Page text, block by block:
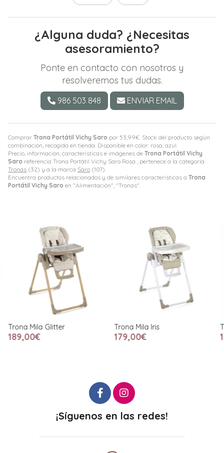
Comprar Trona Portátil Vichy Saro por 53,99€ . Stock del producto según
combinación, recogida en tienda. Disponible en color: rosa; azul.
Precio, información, características e imágenes de Trona Portátil Vichy
Saro referencia Trona Portátil Vichy Saro Rosa , pertenece a la categoría
Tronas (32) y a la marca Saro (107).
Encuentra productos relacionados y de similares características a Trona
Portátil Vichy Saro en "Alimentación", "Tronas".
¿Alguna duda? ¿Necesitas
asesoramiento?
Ponte en contacto con nosotros y
resolveremos tus dudas.
986 503 848 ENVIAR EMAIL
Trona Mila Glitter
189,00€
Trona Mila Iris
179,00€
¡Síguenos en las redes!